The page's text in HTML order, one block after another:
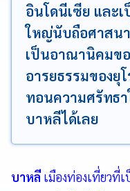
อินโดนีเซีย และ
ใหญ่นับถือศาสน
เป็นอาณานิคมขอ
อารยธรรมของยุ
ทอนความศรัทธ
บาหลีได้เลย
บาหลี เมืองท่องเที่ยวที่